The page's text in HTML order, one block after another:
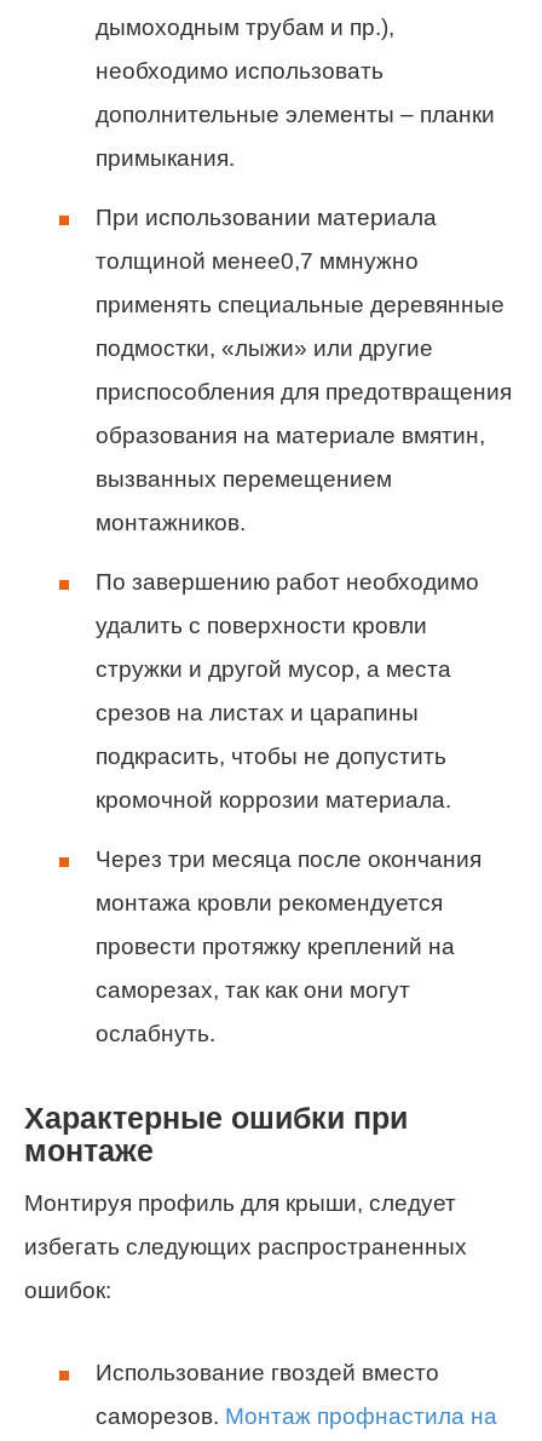
дымоходным трубам и пр.),
необходимо использовать
дополнительные элементы – планки
примыкания.
При использовании материала
толщиной менее0,7 ммнужно
применять специальные деревянные
подмостки, «лыжи» или другие
приспособления для предотвращения
образования на материале вмятин,
вызванных перемещением
монтажников.
По завершению работ необходимо
удалить с поверхности кровли
стружки и другой мусор, а места
срезов на листах и царапины
подкрасить, чтобы не допустить
кромочной коррозии материала.
Через три месяца после окончания
монтажа кровли рекомендуется
провести протяжку креплений на
саморезах, так как они могут
ослабнуть.
Характерные ошибки при
монтаже
Монтируя профиль для крыши, следует
избегать следующих распространенных
ошибок:
Использование гвоздей вместо
саморезов. Монтаж профнастила на